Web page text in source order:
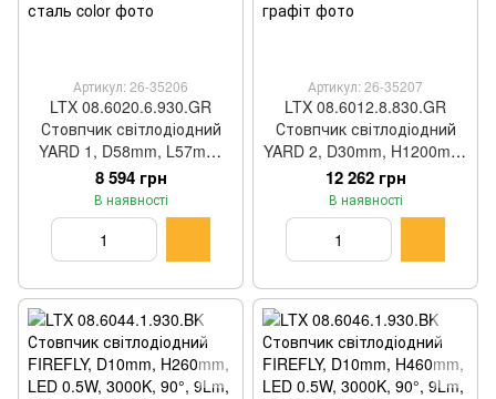
Артикул: 26-35206
LTX 08.6020.6.930.GR
Стовпчик світлодіодний
YARD 1, D58mm, L57mm,
H600mm, CREE LED 6.3W,
3000K, 30°, 478Lm, CRI>90,
220V-240V, IP65, прозоре
скло, графіт/нержавіюча
сталь color
8 594 грн
В наявності
Артикул: 26-35207
LTX 08.6012.8.830.GR
Стовпчик світлодіодний
YARD 2, D30mm, H1200mm,
LED 8W, 3000K, 120°,
1318Lm, CRI>80, DC 48V
блок живлення не в
комплекті, IP65, опаловий,
графіт
12 262 грн
В наявності